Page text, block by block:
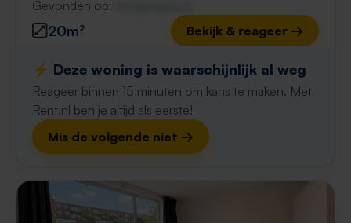
Gevonden op:
20m² Bekijk & reageer →
⚡️ Deze woning is waarschijnlijk al weg
Reageer binnen 15 minuten om kans te maken. Met
Rent.nl ben je altijd als eerste!
Mis de volgende niet →